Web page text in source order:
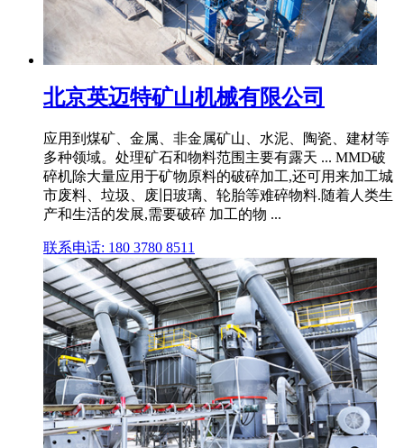
北京英迈特矿山机械有限公司
应用到煤矿、金属、非金属矿山、水泥、陶瓷、建材等
多种领域。处理矿石和物料范围主要有露天 ... MMD破
碎机除大量应用于矿物原料的破碎加工,还可用来加工城
市废料、垃圾、废旧玻璃、轮胎等难碎物料.随着人类生
产和生活的发展,需要破碎 加工的物 ...
联系电话: 180 3780 8511